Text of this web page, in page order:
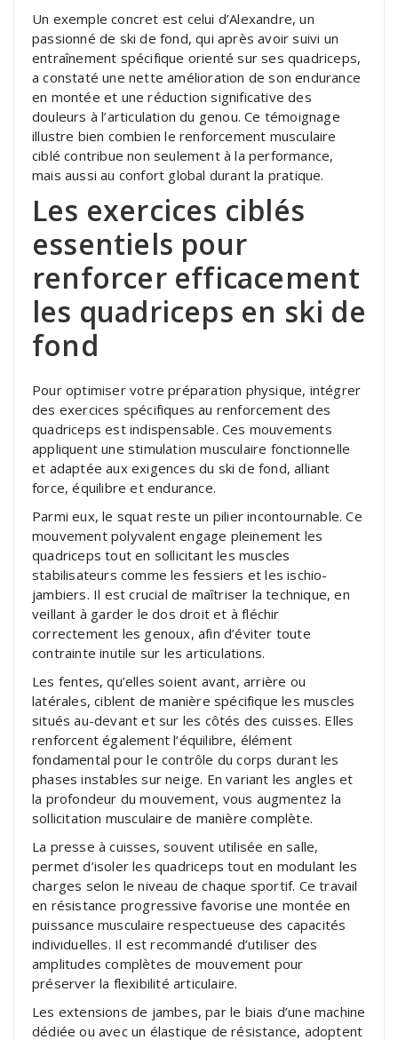
Un exemple concret est celui d’Alexandre, un
passionné de ski de fond, qui après avoir suivi un
entraînement spécifique orienté sur ses quadriceps,
a constaté une nette amélioration de son endurance
en montée et une réduction significative des
douleurs à l’articulation du genou. Ce témoignage
illustre bien combien le renforcement musculaire
ciblé contribue non seulement à la performance,
mais aussi au confort global durant la pratique.
Les exercices ciblés
essentiels pour
renforcer efficacement
les quadriceps en ski de
fond
Pour optimiser votre préparation physique, intégrer
des exercices spécifiques au renforcement des
quadriceps est indispensable. Ces mouvements
appliquent une stimulation musculaire fonctionnelle
et adaptée aux exigences du ski de fond, alliant
force, équilibre et endurance.
Parmi eux, le squat reste un pilier incontournable. Ce
mouvement polyvalent engage pleinement les
quadriceps tout en sollicitant les muscles
stabilisateurs comme les fessiers et les ischio-
jambiers. Il est crucial de maîtriser la technique, en
veillant à garder le dos droit et à fléchir
correctement les genoux, afin d’éviter toute
contrainte inutile sur les articulations.
Les fentes, qu’elles soient avant, arrière ou
latérales, ciblent de manière spécifique les muscles
situés au-devant et sur les côtés des cuisses. Elles
renforcent également l’équilibre, élément
fondamental pour le contrôle du corps durant les
phases instables sur neige. En variant les angles et
la profondeur du mouvement, vous augmentez la
sollicitation musculaire de manière complète.
La presse à cuisses, souvent utilisée en salle,
permet d’isoler les quadriceps tout en modulant les
charges selon le niveau de chaque sportif. Ce travail
en résistance progressive favorise une montée en
puissance musculaire respectueuse des capacités
individuelles. Il est recommandé d’utiliser des
amplitudes complètes de mouvement pour
préserver la flexibilité articulaire.
Les extensions de jambes, par le biais d’une machine
dédiée ou avec un élastique de résistance, adoptent